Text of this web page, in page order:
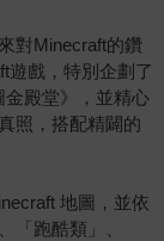
對Minecraft的鑽
遊戲，特別企劃了
金殿堂》，並精心
照，搭配精闢的
地圖，並依
「跑酷類」、